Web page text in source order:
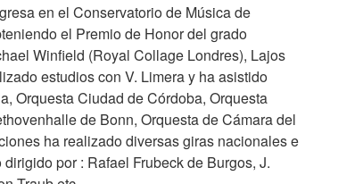
en el Conservatorio de Música de
el Premio de Honor del grado
Winfield (Royal Collage Londres), Lajos
estudios con V. Limera y ha asistido
Orquesta Ciudad de Córdoba, Orquesta
de Bonn, Orquesta de Cámara del
ha realizado diversas giras nacionales e
por : Rafael Frubeck de Burgos, J.